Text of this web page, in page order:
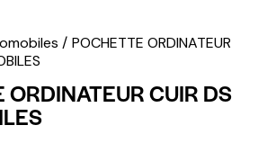
POCHETTE ORDINATEUR
ORDINATEUR CUIR DS